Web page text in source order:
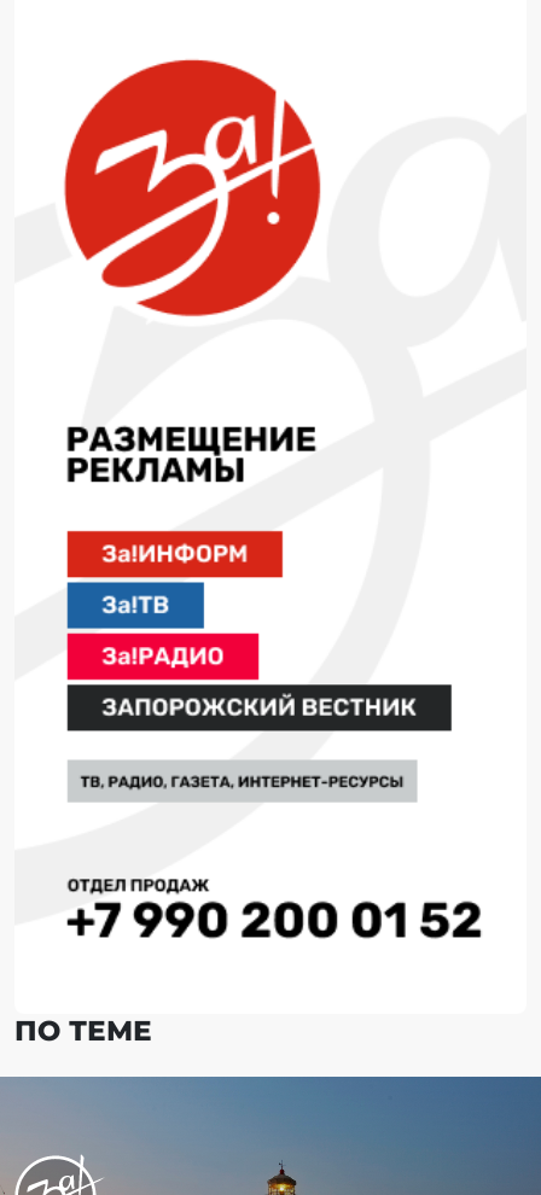
ПО ТЕМЕ